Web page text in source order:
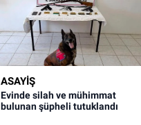
ASAYİŞ
Evinde silah ve mühimmat
bulunan şüpheli tutuklandı